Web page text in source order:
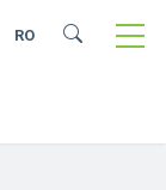
RO